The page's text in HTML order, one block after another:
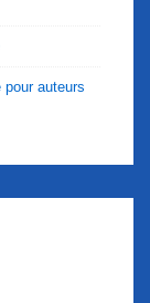
pour auteurs